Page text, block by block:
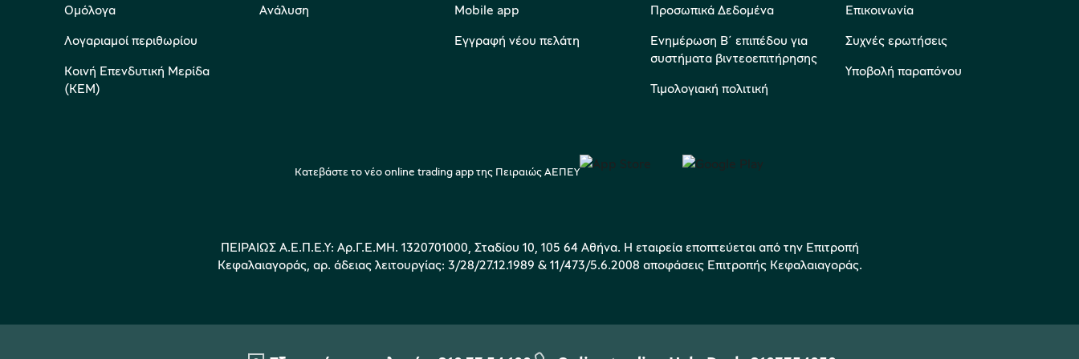
Ομόλογα
Λογαριαμοί περιθωρίου
Κοινή Επενδυτική Μερίδα
(ΚΕΜ)
Ανάλυση
Mobile app
Εγγραφή νέου πελάτη
Προσωπικά Δεδομένα
Ενημέρωση Β΄ επιπέδου για
συστήματα βιντεοεπιτήρησης
Τιμολογιακή πολιτική
Επικοινωνία
Συχνές ερωτήσεις
Υποβολή παραπόνου
Κατεβάστε το νέο online trading app της Πειραιώς ΑΕΠΕΥ
ΠΕΙΡΑΙΩΣ Α.Ε.Π.Ε.Υ: Αρ.Γ.Ε.ΜΗ. 1320701000, Σταδίου 10, 105 64 Αθήνα. Η εταιρεία εποπτεύεται από την Επιτροπή
Κεφαλαιαγοράς, αρ. άδειας λειτουργίας: 3/28/27.12.1989 & 11/473/5.6.2008 αποφάσεις Επιτροπής Κεφαλαιαγοράς.